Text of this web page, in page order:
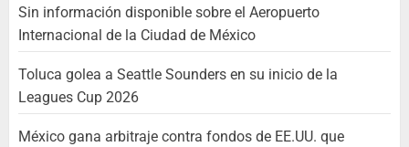
Sin información disponible sobre el Aeropuerto
Internacional de la Ciudad de México
Toluca golea a Seattle Sounders en su inicio de la
Leagues Cup 2026
México gana arbitraje contra fondos de EE.UU. que